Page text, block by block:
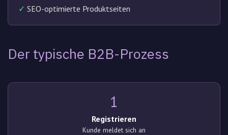
✓ SEO-optimierte Produktseiten
Der typische B2B-Prozess
1
Registrieren
Kunde meldet sich an